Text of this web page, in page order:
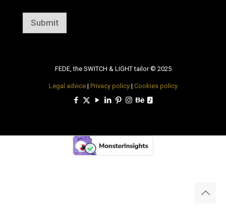
Submit
FEDE, the SWITCH & LIGHT tailor © 2025
Legal advice| Privacy policy| Cookies policy